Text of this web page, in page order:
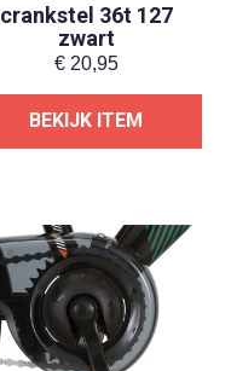
crankstel 36t 127
zwart
€20,95
BEKIJK ITEM